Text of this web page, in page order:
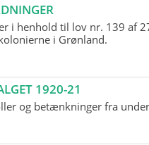
i henhold til lov nr. 139 af
i Grønland.
1920-21
og betænkninger fra